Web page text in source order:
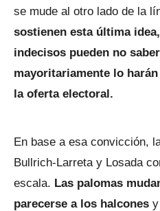
se mude al otro lado de la
sostienen esta última
indecisos pueden no
mayoritariamente lo
la oferta electoral.
En base a esa convicción,
Bullrich-Larreta y Losada
escala. Las palomas
parecerse a los halcones